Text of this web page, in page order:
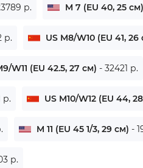
р. M 7 (EU 40, 25 см)
р. US M8/W10 (EU 41, 26
W11 (EU 42.5, 27 см) - 32421 р.
р. US M10/W12 (EU 44,
M 11 (EU 45 1/3, 29 см) -
р.